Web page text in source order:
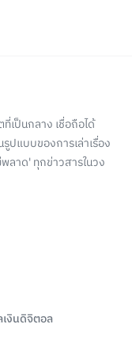
เป็นกลาง เชื่อถือได้
ปแบบของการเล่าเรื่อง
ลาด' ทุกข่าวสารในวง
งินดิจิตอล